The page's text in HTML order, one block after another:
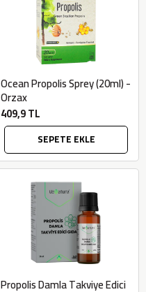
Ocean Propolis Sprey (20ml) -
Orzax
409,9 TL
SEPETE EKLE
Propolis Damla Takviye Edici